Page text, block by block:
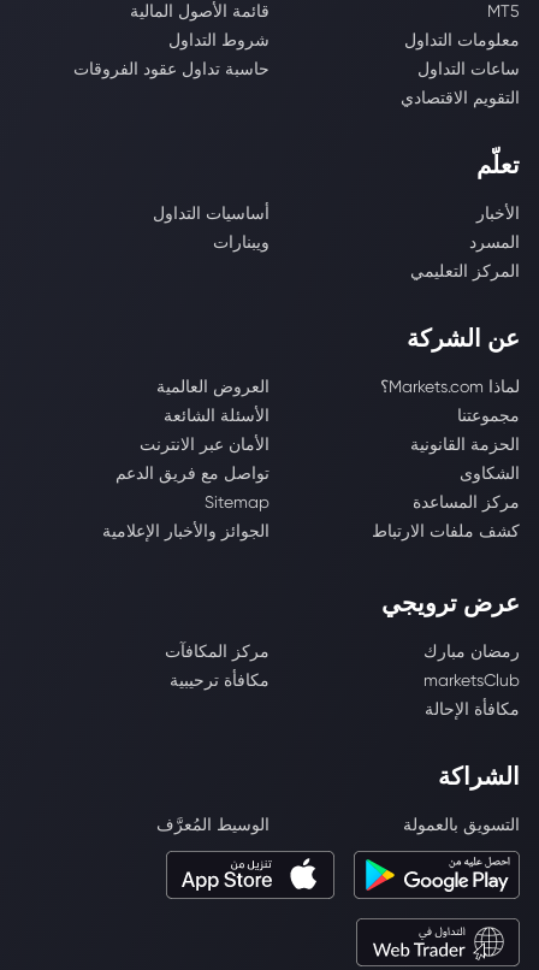
MT5
قائمة الأصول المالية
معلومات التداول
شروط التداول
ساعات التداول
حاسبة تداول عقود الفروقات
التقويم الاقتصادي
تعلّم
الأخبار
أساسيات التداول
المسرد
ويبنارات
المركز التعليمي
عن الشركة
لماذا Markets.com؟
العروض العالمية
مجموعتنا
الأسئلة الشائعة
الحزمة القانونية
الأمان عبر الانترنت
الشكاوى
تواصل مع فريق الدعم
مركز المساعدة
Sitemap
كشف ملفات الارتباط
الجوائز والأخبار الإعلامية
عرض ترويجي
رمضان مبارك
مركز المكافآت
marketsClub
مكافأة ترحيبية
مكافأة الإحالة
الشراكة
التسويق بالعمولة الوسيط المُعرَّف